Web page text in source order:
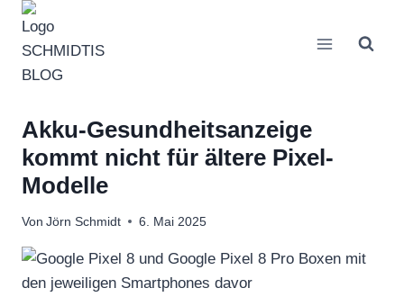
Zum
Inhalt
springen
Akku-Gesundheitsanzeige
kommt nicht für ältere Pixel-
Modelle
Von Jörn Schmidt 6. Mai 2025